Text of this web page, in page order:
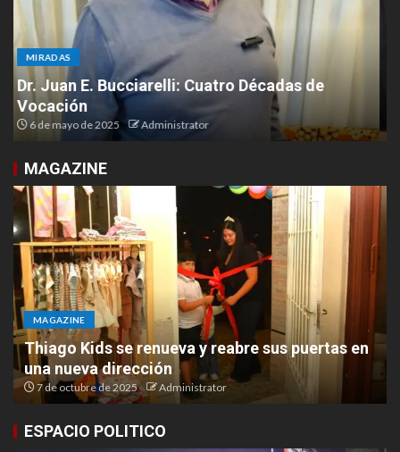
MIRADAS
Malvinas en el corazón: un homenaje desde las
Termas al Aconcagua
3 de abril de 2025 Administrator
MAGAZINE
MAGAZINE
Lovelia presentó su nuevo espacio en Ruta 9 y
Chacabuco
6 de octubre de 2025 Administrator
ESPACIO POLITICO